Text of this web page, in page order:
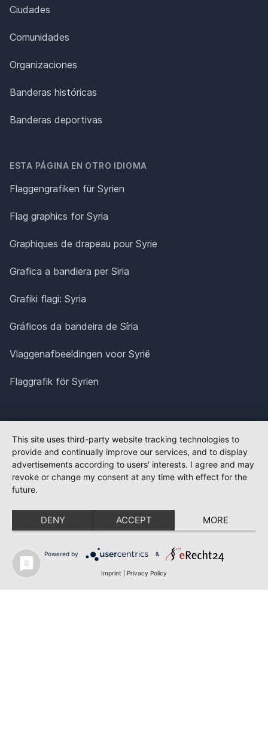
Ciudades
Comunidades
Organizaciones
Banderas históricas
Banderas deportivas
ESTA PÁGINA EN OTRO IDIOMA
Flaggengrafiken für Syrien
Flag graphics for Syria
Graphiques de drapeau pour Syrie
Grafica a bandiera per Siria
Grafiki flagi: Syria
Gráficos da bandeira de Síria
Vlaggenafbeeldingen voor Syrië
Flaggrafik för Syrien
This site uses third-party website tracking technologies to
provide and continually improve our services, and to display
advertisements according to users' interests. I agree and may
revoke or change my consent at any time with effect for the
future.
DENY ACCEPT MORE
Powered by &
Imprint Privacy Policy